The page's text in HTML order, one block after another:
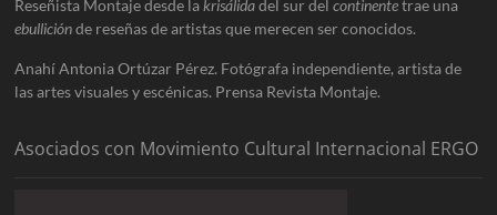
Reseñista Montaje desde lakrisálidadel sur delcontinentetrae una
ebulliciónde reseñas de artistas que merecen ser conocidos.
Anahí Antonia Ortúzar Pérez. Fotógrafa independiente, artista de
las artes visuales y escénicas. Prensa Revista Montaje.
Asociados con Movimiento Cultural Internacional ERGO